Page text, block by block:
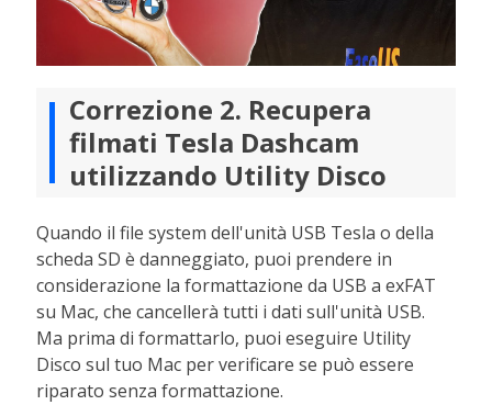
Correzione 2. Recupera
filmati Tesla Dashcam
utilizzando Utility Disco
Quando il file system dell'unità USB Tesla o della
scheda SD è danneggiato, puoi prendere in
considerazione la formattazione da USB a exFAT
su Mac, che cancellerà tutti i dati sull'unità USB.
Ma prima di formattarlo, puoi eseguire Utility
Disco sul tuo Mac per verificare se può essere
riparato senza formattazione.